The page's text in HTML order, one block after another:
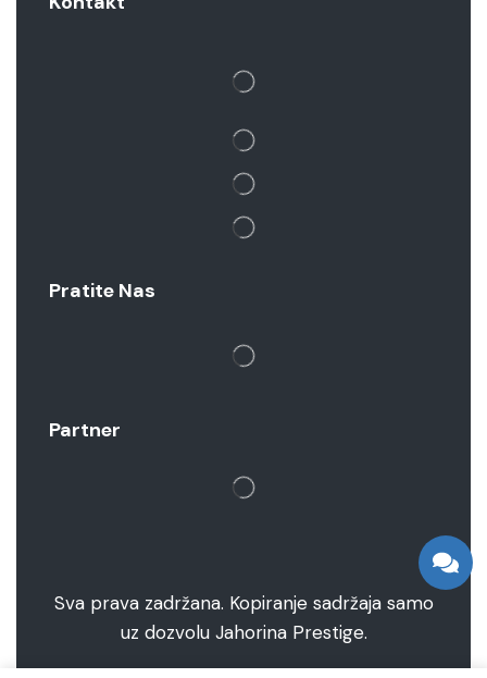
Pratite Nas
Partner
Sva prava zadržana. Kopiranje sadržaja samo
uz dozvolu Jahorina Prestige.